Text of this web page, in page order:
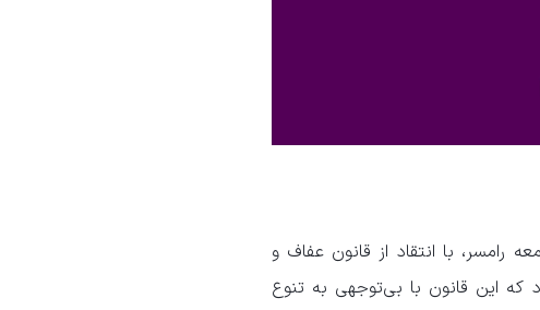
رامسر، با انتقاد از قانون عفاف و
که این قانون با بی‌توجهی به تنوع